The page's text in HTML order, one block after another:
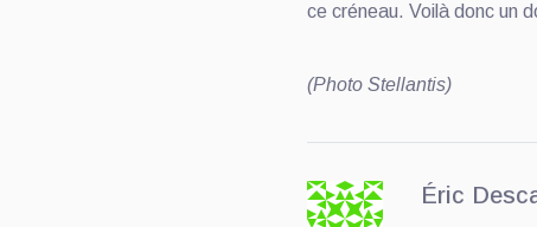
ce créneau. Voilà donc un
(Photo Stellantis)
Éric